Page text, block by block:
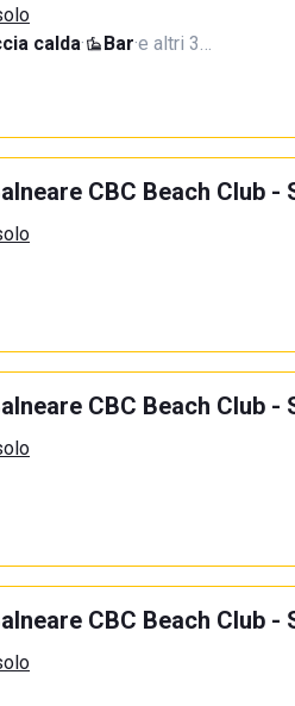
calda· Bar·e altri 3…
CBC Beach Club -
CBC Beach Club -
CBC Beach Club -